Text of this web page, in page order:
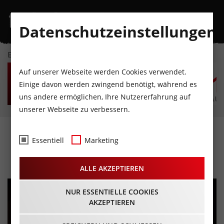
EVENTKALENDER
SO
9
AUGUST
MO
10
AUGUST
DI
11
AUGUST
MI
12
AUGUST
DO
13
AUGUST
Ladies Night
10.05.2024 - Beginn 20:15 Uhr
Datenschutzeinstellungen
Auf unserer Webseite werden Cookies verwendet.
Einige davon werden zwingend benötigt, während es
uns andere ermöglichen, Ihre Nutzererfahrung auf
unserer Webseite zu verbessern.
Essentiell Marketing
ALLE AKZEPTIEREN
NUR ESSENTIELLE COOKIES
AKZEPTIEREN